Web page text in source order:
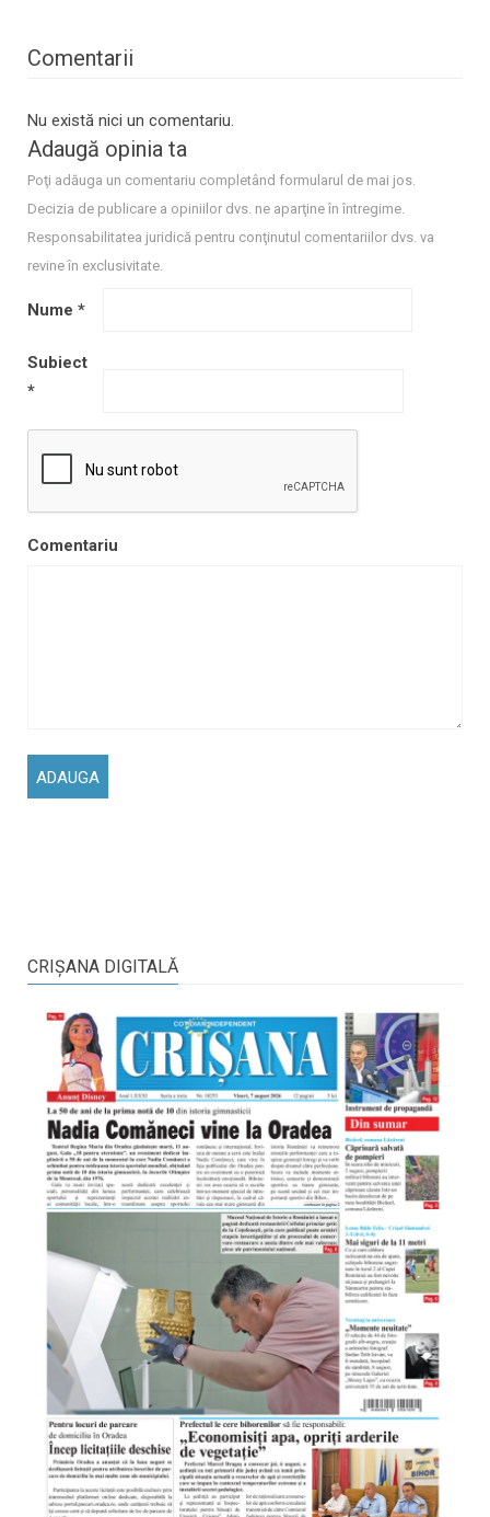
Comentarii
Nu există nici un comentariu.
Adaugă opinia ta
Poţi adăuga un comentariu completând formularul de mai jos.
Decizia de publicare a opiniilor dvs. ne aparţine în întregime.
Responsabilitatea juridică pentru conţinutul comentariilor dvs. va
revine în exclusivitate.
Nume *
Subiect
*
Comentariu
CRIŞANA DIGITALĂ